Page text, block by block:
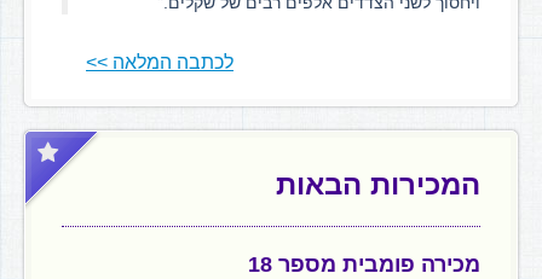
לכתבה המלאה >>
המכירות הבאות
מכירה פומבית מספר 18